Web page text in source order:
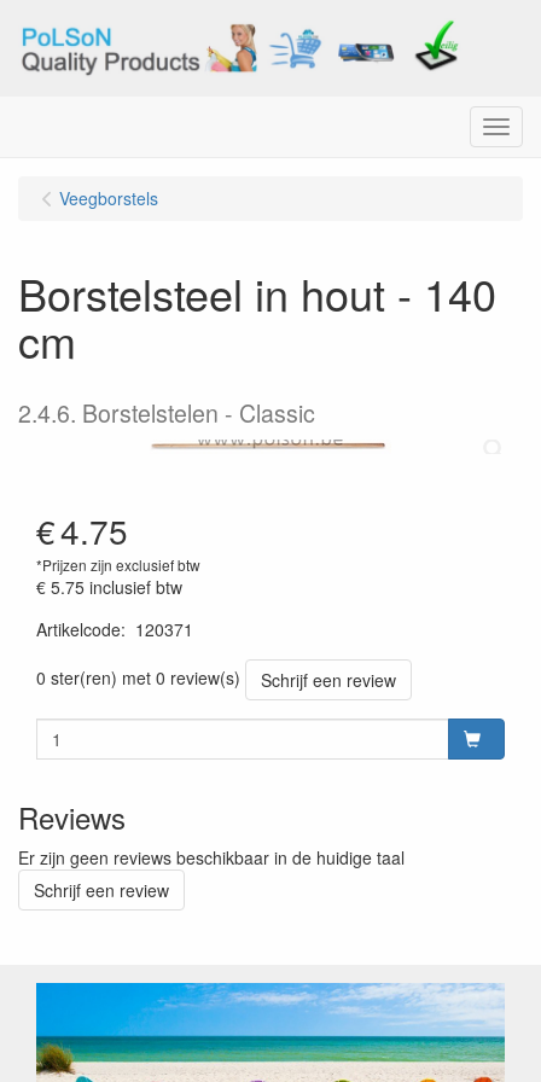
Menu
Veegborstels
Borstelsteel in hout - 140
cm
2.4.6. Borstelstelen - Classic
€4.75
*Prijzen zijn exclusief btw
€ 5.75 inclusief btw
Artikelcode: 120371
0 ster(ren) met 0 review(s)
Schrijf een review
Reviews
Er zijn geen reviews beschikbaar in de huidige taal
Schrijf een review